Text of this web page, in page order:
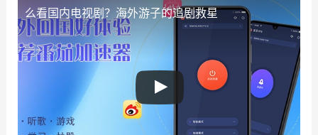
么看国内电视剧？海外游子的追剧救星